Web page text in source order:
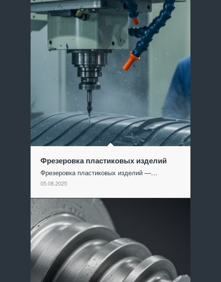
Фрезеровка пластиковых изделий
Фрезеровка пластиковых изделий —…
05.08.2025